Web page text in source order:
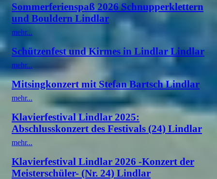
Sommerferienspaß 2026 Schnupperklettern
und Bouldern Lindlar
mehr...
Schützenfest und Kirmes in Lindlar Lindlar
mehr...
Mitsingkonzert mit Stefan Bartsch Lindlar
mehr...
Klavierfestival Lindlar 2025:
Abschlusskonzert des Festivals (24) Lindlar
mehr...
Klavierfestival Lindlar 2026 -Konzert der
Meisterschüler- (Nr. 24) Lindlar